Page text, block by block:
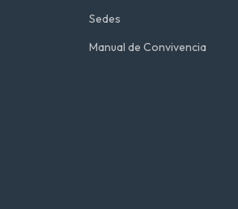
Sedes
Manual de Convivencia